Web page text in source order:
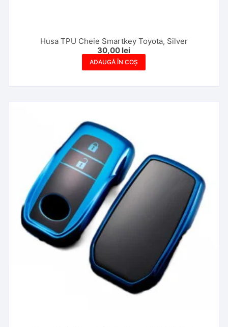
Husa TPU Cheie Smartkey Toyota, Silver
30,00 lei
ADAUGĂ ÎN COȘ